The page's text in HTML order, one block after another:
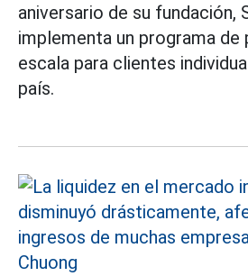
aniversario de su fundación,
implementa un programa de
escala para clientes
país.